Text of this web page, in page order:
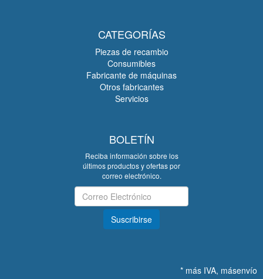
CATEGORÍAS
Piezas de recambio
Consumibles
Fabricante de máquinas
Otros fabricantes
Servicios
BOLETÍN
Reciba información sobre los
últimos productos y ofertas por
correo electrónico.
Boletín
Suscribirse
* más IVA, másenvío